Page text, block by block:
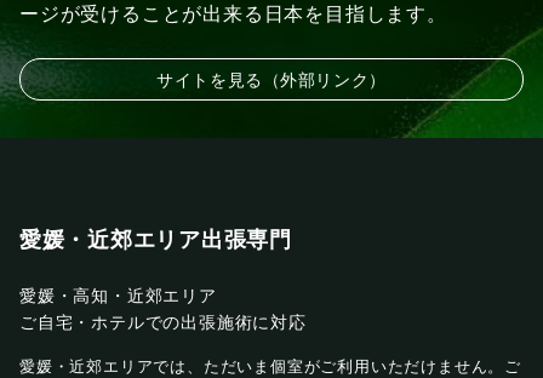
ージが受けることが出来る日本を目指します。
サイトを見る（外部リンク）
愛媛・近郊エリア出張専門
愛媛・高知・近郊エリア
ご自宅・ホテルでの出張施術に対応
愛媛・近郊エリアでは、ただいま個室がご利用いただけません。ご